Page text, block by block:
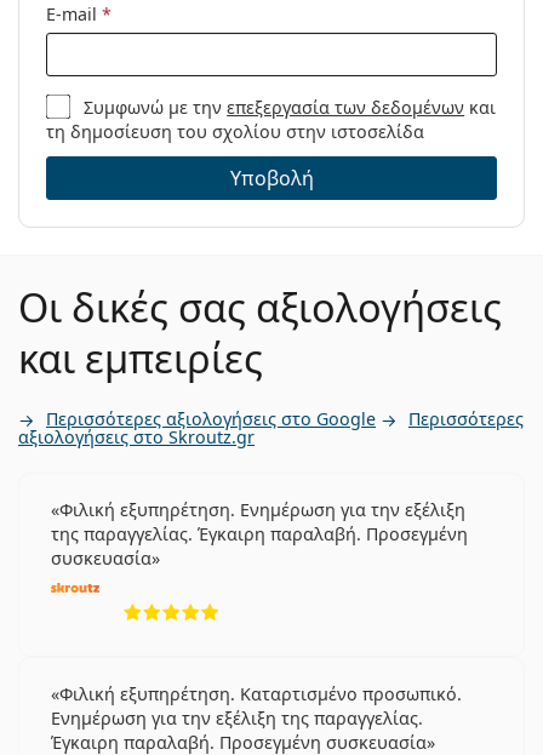
E-mail *
Συμφωνώ με τηνεπεξεργασία των δεδομένων και
τη δημοσίευση του σχολίου στην ιστοσελίδα
Υποβολή
Οι δικές σας αξιολογήσεις
και εμπειρίες
Περισσότερες αξιολογήσεις στο Google Περισσότερες
αξιολογήσεις στο Skroutz.gr
Φιλική εξυπηρέτηση. Ενημέρωση για την εξέλιξη
της παραγγελίας. Έγκαιρη παραλαβή. Προσεγμένη
συσκευασία
Φιλική εξυπηρέτηση. Καταρτισμένο προσωπικό.
Ενημέρωση για την εξέλιξη της παραγγελίας.
Έγκαιρη παραλαβή. Προσεγμένη συσκευασία